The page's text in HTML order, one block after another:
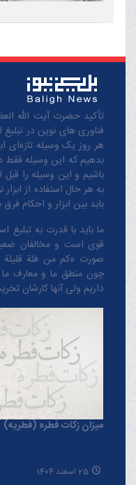
تأکید حضرت آیت الله
فناوری های نوین در تبلیغ
هر روز یک وسیله تازه‌ای
بدهیم که این وسیله فقط
باشیم و این وسیله را قبل
به هر حال استفاده از
باید بین ابزار و احکام فرق
ما باید با قدرت به
قوی است و مخالفان
صورت «کم من فئة قلیلة
چون منطق‌ ما و معارف
داریم ولی آنها کارشان
میزان زکات فطره (فطریه)
25 اسفند 1404